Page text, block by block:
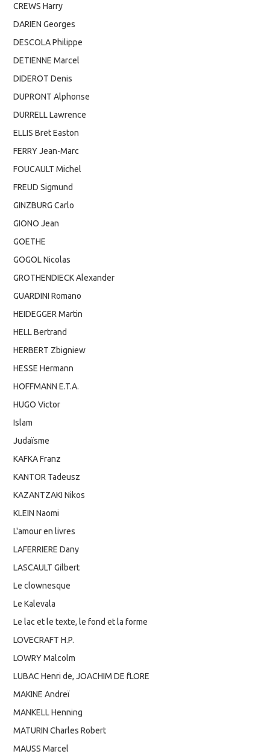
CREWS Harry
DARIEN Georges
DESCOLA Philippe
DETIENNE Marcel
DIDEROT Denis
DUPRONT Alphonse
DURRELL Lawrence
ELLIS Bret Easton
FERRY Jean-Marc
FOUCAULT Michel
FREUD Sigmund
GINZBURG Carlo
GIONO Jean
GOETHE
GOGOL Nicolas
GROTHENDIECK Alexander
GUARDINI Romano
HEIDEGGER Martin
HELL Bertrand
HERBERT Zbigniew
HESSE Hermann
HOFFMANN E.T.A.
HUGO Victor
Islam
Judaïsme
KAFKA Franz
KANTOR Tadeusz
KAZANTZAKI Nikos
KLEIN Naomi
L'amour en livres
LAFERRIERE Dany
LASCAULT Gilbert
Le clownesque
Le Kalevala
Le lac et le texte, le fond et la forme
LOVECRAFT H.P.
LOWRY Malcolm
LUBAC Henri de, JOACHIM DE fLORE
MAKINE Andreï
MANKELL Henning
MATURIN Charles Robert
MAUSS Marcel